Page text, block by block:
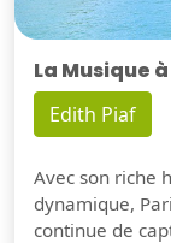
La Musique
Edith Piaf
Avec son riche
dynamique,
continue de